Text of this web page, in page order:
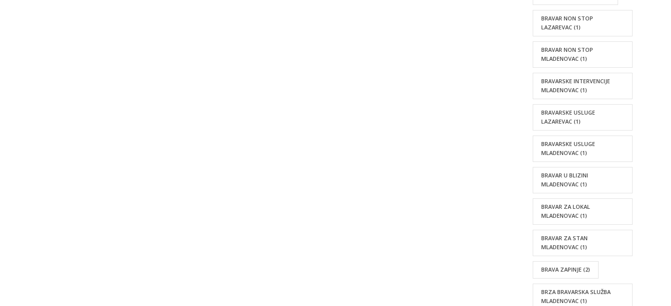
BRAVAR NON STOP
LAZAREVAC (1)
BRAVAR NON STOP
MLADENOVAC (1)
BRAVARSKE INTERVENCIJE
MLADENOVAC (1)
BRAVARSKE USLUGE
LAZAREVAC (1)
BRAVARSKE USLUGE
MLADENOVAC (1)
BRAVAR U BLIZINI
MLADENOVAC (1)
BRAVAR ZA LOKAL
MLADENOVAC (1)
BRAVAR ZA STAN
MLADENOVAC (1)
BRAVA ZAPINJE (2)
BRZA BRAVARSKA SLUŽBA
MLADENOVAC (1)